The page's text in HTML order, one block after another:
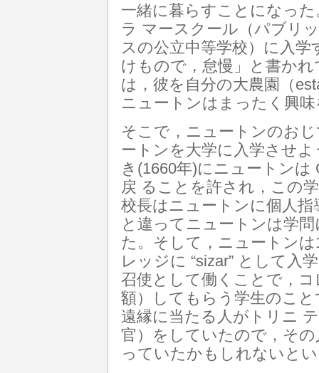
一緒に暮らすことになっ
ラ マースクール（パブリ
スの公立中等学校）に入
けもので，怠慢」と書か
は，彼を自分の大農園（
ニュートンはまったく興
そこで，ニュートンのお
ートンを大学に入学させ
き(1660年)にニュートン
戻 ることを許され，この
校長はニュートンに個人
と違ってニュートンは学
た。そして，ニュートン
レッジに “sizar” として入
召使として働くことで，
額）してもらう学生のこ
遠縁に当たる人がトリニ
官）をしていたので，そ
っていたかもしれないと